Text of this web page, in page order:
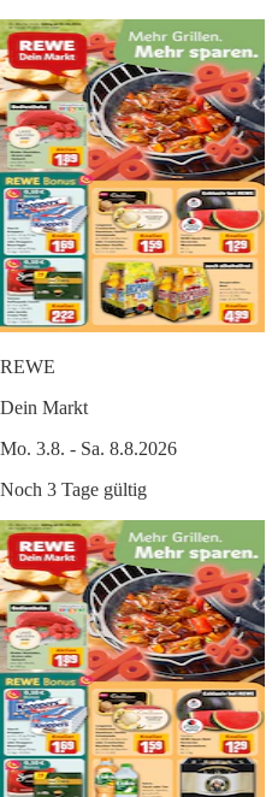
REWE
Dein Markt
Mo. 3.8. - Sa. 8.8.2026
Noch 3 Tage gültig